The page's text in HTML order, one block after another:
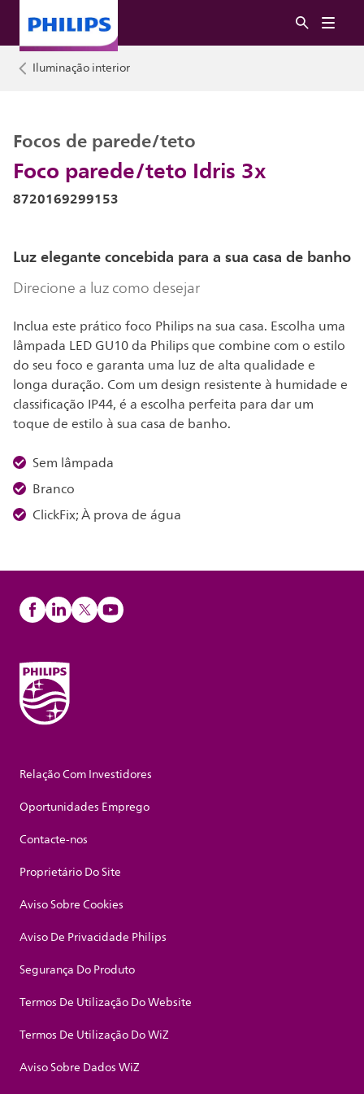
Iluminação interior
Foco parede/teto Idris 3x
Focos de parede/teto
8720169299153
Luz elegante concebida para a sua casa de banho
Direcione a luz como desejar
Inclua este prático foco Philips na sua casa. Escolha uma
lâmpada LED GU10 da Philips que combine com o estilo
do seu foco e garanta uma luz de alta qualidade e
longa duração. Com um design resistente à humidade e
classificação IP44, é a escolha perfeita para dar um
toque de estilo à sua casa de banho.
Sem lâmpada
Branco
ClickFix; À prova de água
Relação Com Investidores
Oportunidades Emprego
Contacte-nos
Proprietário Do Site
Aviso Sobre Cookies
Aviso De Privacidade Philips
Segurança Do Produto
Termos De Utilização Do Website
Termos De Utilização Do WiZ
Aviso Sobre Dados WiZ